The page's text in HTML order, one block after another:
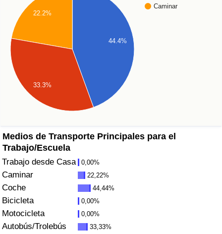
Caminar
44.4%
22.2%
33.3%
Medios de Transporte Principales para el
Trabajo/Escuela
Trabajo desde Casa 0,00%
Caminar 22,22%
Coche 44,44%
Bicicleta 0,00%
Motocicleta 0,00%
Autobús/Trolebús 33,33%
Sanidad
Índice de Sanidad (Actual)
Índice de Sanidad
Índice de Sanidad por País
Índice de Contaminación (Actual)
Índice de contaminación
Índice de Contaminación por País
Tráfico